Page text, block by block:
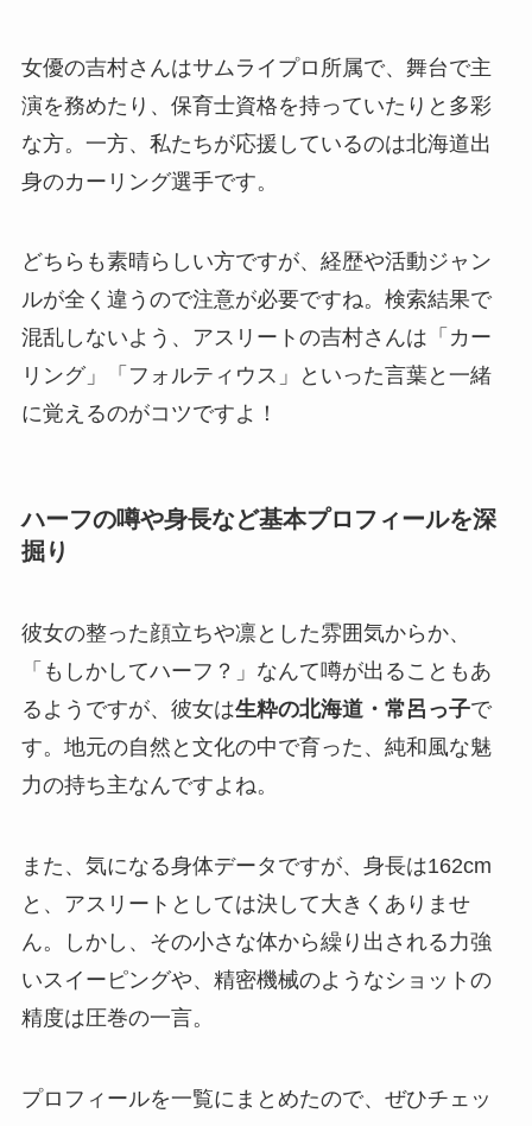
女優の吉村さんはサムライプロ所属で、舞台で主
演を務めたり、保育士資格を持っていたりと多彩
な方。一方、私たちが応援しているのは北海道出
身のカーリング選手です。
どちらも素晴らしい方ですが、経歴や活動ジャン
ルが全く違うので注意が必要ですね。検索結果で
混乱しないよう、アスリートの吉村さんは「カー
リング」「フォルティウス」といった言葉と一緒
に覚えるのがコツですよ！
ハーフの噂や身長など基本プロフィールを深
掘り
彼女の整った顔立ちや凛とした雰囲気からか、
「もしかしてハーフ？」なんて噂が出ることもあ
るようですが、彼女は生粋の北海道・常呂っ子で
す。地元の自然と文化の中で育った、純和風な魅
力の持ち主なんですよね。
また、気になる身体データですが、身長は162cm
と、アスリートとしては決して大きくありませ
ん。しかし、その小さな体から繰り出される力強
いスイーピングや、精密機械のようなショットの
精度は圧巻の一言。
プロフィールを一覧にまとめたので、ぜひチェッ